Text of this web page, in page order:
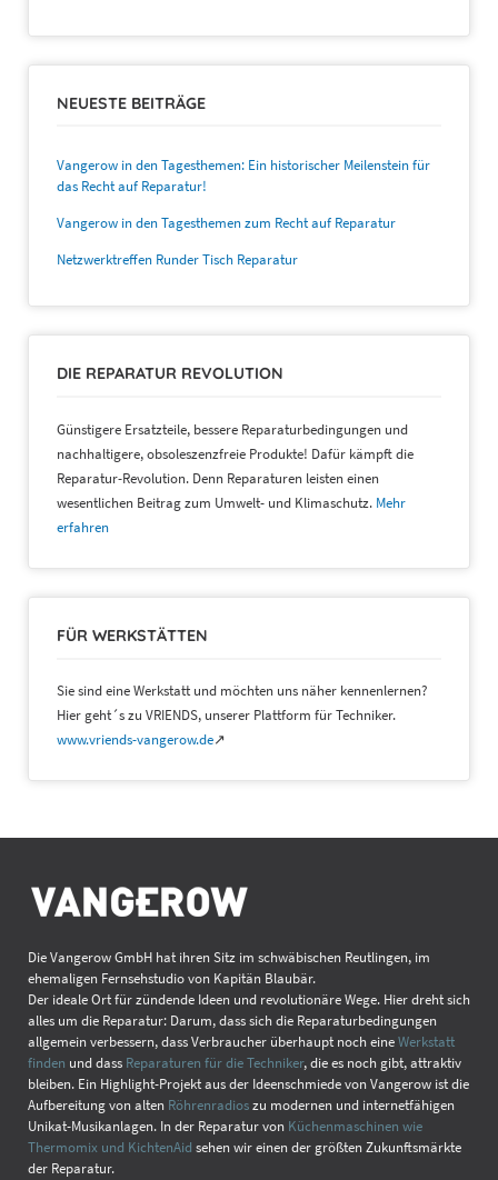
NEUESTE BEITRÄGE
Vangerow in den Tagesthemen: Ein historischer Meilenstein für
das Recht auf Reparatur!
Vangerow in den Tagesthemen zum Recht auf Reparatur
Netzwerktreffen Runder Tisch Reparatur
DIE REPARATUR REVOLUTION
Günstigere Ersatzteile, bessere Reparaturbedingungen und
nachhaltigere, obsoleszenzfreie Produkte! Dafür kämpft die
Reparatur-Revolution. Denn Reparaturen leisten einen
wesentlichen Beitrag zum Umwelt- und Klimaschutz. Mehr
erfahren
FÜR WERKSTÄTTEN
Sie sind eine Werkstatt und möchten uns näher kennenlernen?
Hier geht´s zu VRIENDS, unserer Plattform für Techniker.
www.vriends-vangerow.de↗
Die Vangerow GmbH hat ihren Sitz im schwäbischen Reutlingen, im
ehemaligen Fernsehstudio von Kapitän Blaubär.
Der ideale Ort für zündende Ideen und revolutionäre Wege. Hier dreht sich
alles um die Reparatur: Darum, dass sich die Reparaturbedingungen
allgemein verbessern, dass Verbraucher überhaupt noch eineWerkstatt
finden und dass Reparaturen für die Techniker, die es noch gibt, attraktiv
bleiben. Ein Highlight-Projekt aus der Ideenschmiede von Vangerow ist die
Aufbereitung von alten Röhrenradioszu modernen und internetfähigen
Unikat-Musikanlagen. In der Reparatur von Küchenmaschinen wie
Thermomix und KichtenAid sehen wir einen der größten Zukunftsmärkte
der Reparatur.